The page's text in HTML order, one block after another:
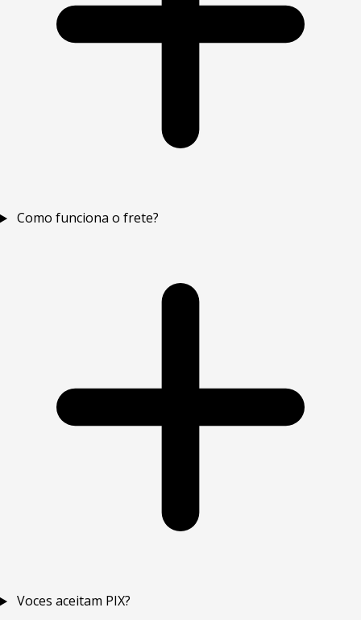
Como funciona o frete?
Voces aceitam PIX?